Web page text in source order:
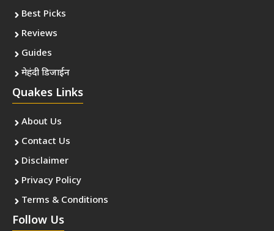
Best Picks
Reviews
Guides
मेहंदी डिजाईन
Quakes Links
About Us
Contact Us
Disclaimer
Privacy Policy
Terms & Conditions
Follow Us